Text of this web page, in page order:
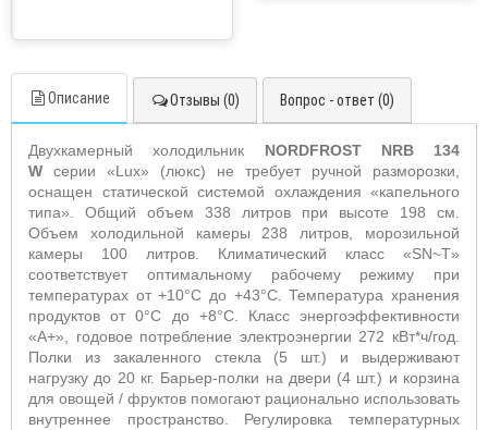
Описание Отзывы (0) Вопрос - ответ (0)
Двухкамерный холодильник NORDFROST NRB 134
W серии «Lux» (люкс) не требует ручной разморозки,
оснащен статической системой охлаждения «капельного
типа». Общий объем 338 литров при высоте 198 см.
Объем холодильной камеры 238 литров, морозильной
камеры 100 литров. Климатический класс «SN~T»
соответствует оптимальному рабочему режиму при
температурах от +10°С до +43°С. Температура хранения
продуктов от 0°С до +8°С. Класс энергоэффективности
«А+», годовое потребление электроэнергии 272 кВт*ч/год.
Полки из закаленного стекла (5 шт.) и выдерживают
нагрузку до 20 кг. Барьер-полки на двери (4 шт.) и корзина
для овощей / фруктов помогают рационально использовать
внутреннее пространство. Регулировка температурных